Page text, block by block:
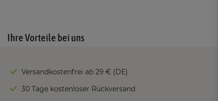
Ihre Vorteile bei uns
Versandkostenfrei ab 29 € (DE)
30 Tage kostenloser Rückversand